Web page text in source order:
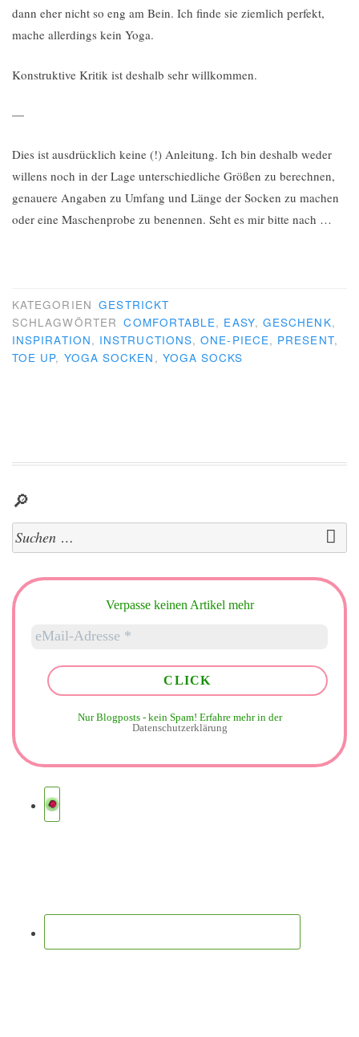
dann eher nicht so eng am Bein. Ich finde sie ziemlich perfekt,
mache allerdings kein Yoga.
Konstruktive Kritik ist deshalb sehr willkommen.
—
Dies ist ausdrücklich keine (!) Anleitung. Ich bin deshalb weder
willens noch in der Lage unterschiedliche Größen zu berechnen,
genauere Angaben zu Umfang und Länge der Socken zu machen
oder eine Maschenprobe zu benennen. Seht es mir bitte nach …
KATEGORIEN GESTRICKT
SCHLAGWÖRTER COMFORTABLE, EASY, GESCHENK,
INSPIRATION, INSTRUCTIONS,ONE-PIECE, PRESENT,
TOE UP, YOGA SOCKEN , YOGA SOCKS
🔎
Suchen
nach:
Verpasse keinen Artikel mehr
Nur Blogposts - kein Spam! Erfahre mehr in der
Datenschutzerklärung